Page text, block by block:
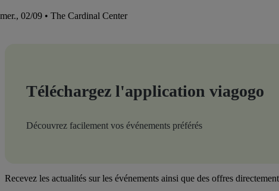
mer., 02/09 • The Cardinal Center
Téléchargez l'application viagogo
Découvrez facilement vos événements préférés
Recevez les actualités sur les événements ainsi que des offres